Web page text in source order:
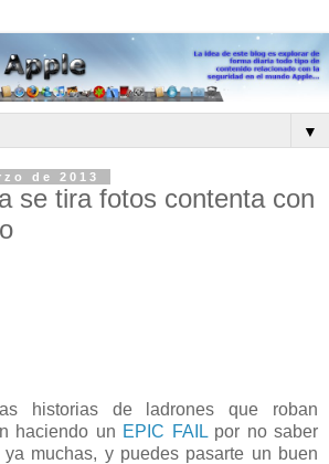
▼
de 2013
se tira fotos contenta con
historias de ladrones que roban
haciendo un EPIC FAILpor no saber
muchas, y puedes pasarte un buen